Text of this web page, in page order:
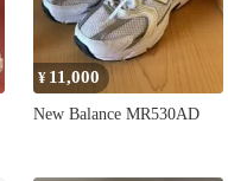
¥ 11,000
New Balance MR530AD